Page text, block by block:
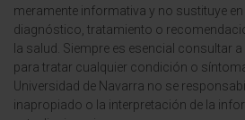
meramente informativa y no sustituye
diagnóstico, tratamiento o
la salud. Siempre es esencial consultar
para tratar cualquier condición o
Universidad de Navarra no se
inapropiado o la interpretación de la